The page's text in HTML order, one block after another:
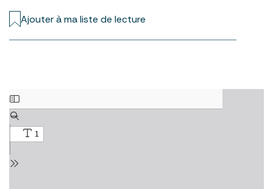
Ajouter à ma liste de lecture